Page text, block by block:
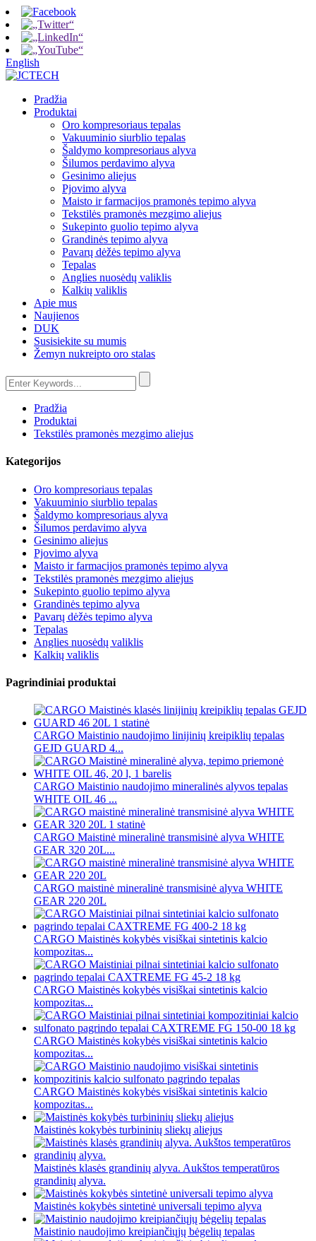
English
Pradžia
Produktai
Oro kompresoriaus tepalas
Vakuuminio siurblio tepalas
Šaldymo kompresoriaus alyva
Šilumos perdavimo alyva
Gesinimo aliejus
Pjovimo alyva
Maisto ir farmacijos pramonės tepimo alyva
Tekstilės pramonės mezgimo aliejus
Sukepinto guolio tepimo alyva
Grandinės tepimo alyva
Pavarų dėžės tepimo alyva
Tepalas
Anglies nuosėdų valiklis
Kalkių valiklis
Apie mus
Naujienos
DUK
Susisiekite su mumis
Žemyn nukreipto oro stalas
Pradžia
Produktai
Tekstilės pramonės mezgimo aliejus
Kategorijos
Oro kompresoriaus tepalas
Vakuuminio siurblio tepalas
Šaldymo kompresoriaus alyva
Šilumos perdavimo alyva
Gesinimo aliejus
Pjovimo alyva
Maisto ir farmacijos pramonės tepimo alyva
Tekstilės pramonės mezgimo aliejus
Sukepinto guolio tepimo alyva
Grandinės tepimo alyva
Pavarų dėžės tepimo alyva
Tepalas
Anglies nuosėdų valiklis
Kalkių valiklis
Pagrindiniai produktai
CARGO Maistinio naudojimo linijinių kreipiklių tepalas
GEJD GUARD 4...
CARGO Maistinio naudojimo mineralinės alyvos tepalas
WHITE OIL 46 ...
CARGO Maistinė mineralinė transmisinė alyva WHITE
GEAR 320 20L...
CARGO maistinė mineralinė transmisinė alyva WHITE
GEAR 220 20L
CARGO Maistinės kokybės visiškai sintetinis kalcio
kompozitas...
CARGO Maistinės kokybės visiškai sintetinis kalcio
kompozitas...
CARGO Maistinės kokybės visiškai sintetinis kalcio
kompozitas...
CARGO Maistinės kokybės visiškai sintetinis kalcio
kompozitas...
Maistinės kokybės turbininių sliekų aliejus
Maistinės klasės grandinių alyva. Aukštos temperatūros
grandinių alyva.
Maistinės kokybės sintetinė universali tepimo alyva
Maistinio naudojimo kreipiančiųjų bėgelių tepalas